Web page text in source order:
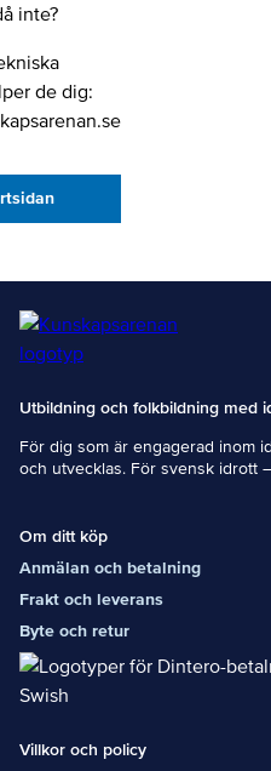
inte?
de dig:
Utbildning och folkbildning med
För dig som är engagerad inom
och utvecklas. För svensk idrott
Om ditt köp
Anmälan och betalning
Frakt och leverans
Byte och retur
Villkor och policy